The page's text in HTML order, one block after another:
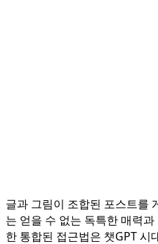
글과 그림이 조합된 포스트를
는 얻을 수 없는 독특한 매력
한 통합된 접근법은 챗GPT 시